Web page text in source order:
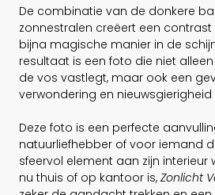
De combinatie van de donkere
zonnestralen creëert een
bijna magische manier in de
resultaat is een foto die niet
de vos vastlegt, maar ook een
verwondering en
Deze foto is een perfecte
natuurliefhebber of voor iemand
sfeervol element aan zijn interieur
nu thuis of op kantoor is, Zonlicht